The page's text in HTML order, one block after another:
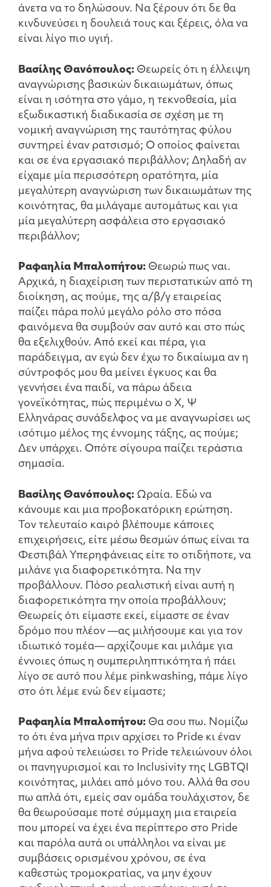
άνετα να το δηλώσουν. Να ξέρουν ότι δε θα
κινδυνεύσει η δουλειά τους και ξέρεις, όλα να
είναι λίγο πιο υγιή.
Βασίλης Θανόπουλος: Θεωρείς ότι η έλλειψη
αναγνώρισης βασικών δικαιωμάτων, όπως
είναι η ισότητα στο γάμο, η τεκνοθεσία, μία
εξωδικαστική διαδικασία σε σχέση με τη
νομική αναγνώριση της ταυτότητας φύλου
συντηρεί έναν ρατσισμό; Ο οποίος φαίνεται
και σε ένα εργασιακό περιβάλλον; Δηλαδή αν
είχαμε μία περισσότερη ορατότητα, μία
μεγαλύτερη αναγνώριση των δικαιωμάτων της
κοινότητας, θα μιλάγαμε αυτομάτως και για
μία μεγαλύτερη ασφάλεια στο εργασιακό
περιβάλλον;
Ραφαηλία Μπαλοπήτου: Θεωρώ πως ναι.
Αρχικά, η διαχείριση των περιστατικών από τη
διοίκηση, ας πούμε, της α/β/γ εταιρείας
παίζει πάρα πολύ μεγάλο ρόλο στο πόσα
φαινόμενα θα συμβούν σαν αυτό και στο πώς
θα εξελιχθούν. Από εκεί και πέρα, για
παράδειγμα, αν εγώ δεν έχω το δικαίωμα αν η
σύντροφός μου θα μείνει έγκυος και θα
γεννήσει ένα παιδί, να πάρω άδεια
γονεϊκότητας, πώς περιμένω ο Χ, Ψ
Ελληνάρας συνάδελφος να με αναγνωρίσει ως
ισότιμο μέλος της έννομης τάξης, ας πούμε;
Δεν υπάρχει. Οπότε σίγουρα παίζει τεράστια
σημασία.
Βασίλης Θανόπουλος: Ωραία. Εδώ να
κάνουμε και μια προβοκατόρικη ερώτηση.
Τον τελευταίο καιρό βλέπουμε κάποιες
επιχειρήσεις, είτε μέσω θεσμών όπως είναι τα
Φεστιβάλ Υπερηφάνειας είτε το οτιδήποτε, να
μιλάνε για διαφορετικότητα. Να την
προβάλλουν. Πόσο ρεαλιστική είναι αυτή η
διαφορετικότητα την οποία προβάλλουν;
Θεωρείς ότι είμαστε εκεί, είμαστε σε έναν
δρόμο που πλέον —ας μιλήσουμε και για τον
ιδιωτικό τομέα— αρχίζουμε και μιλάμε για
έννοιες όπως η συμπεριληπτικότητα ή πάει
λίγο σε αυτό που λέμε pinkwashing, πάμε λίγο
στο ότι λέμε ενώ δεν είμαστε;
Ραφαηλία Μπαλοπήτου: Θα σου πω. Νομίζω
το ότι ένα μήνα πριν αρχίσει το Pride κι έναν
μήνα αφού τελειώσει το Pride τελειώνουν όλοι
οι πανηγυρισμοί και το Inclusivity της LGBTQI
κοινότητας, μιλάει από μόνο του. Αλλά θα σου
πω απλά ότι, εμείς σαν ομάδα τουλάχιστον, δε
θα θεωρούσαμε ποτέ σύμμαχη μια εταιρεία
που μπορεί να έχει ένα περίπτερο στο Pride
και παρόλα αυτά οι υπάλληλοι να είναι με
συμβάσεις ορισμένου χρόνου, σε ένα
καθεστώς τρομοκρατίας, να μην έχουν